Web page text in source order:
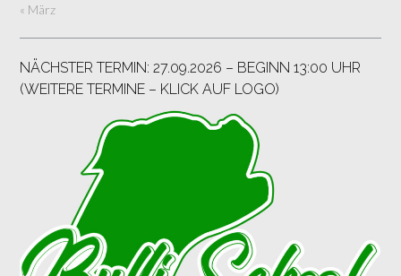
« März
NÄCHSTER TERMIN: 27.09.2026 – BEGINN 13:00 UHR
(WEITERE TERMINE – KLICK AUF LOGO)